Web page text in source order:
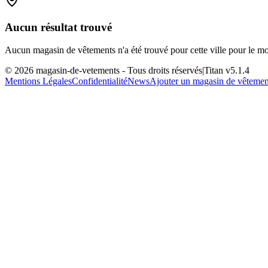
Aucun résultat trouvé
Aucun magasin de vêtements n'a été trouvé pour cette ville pour le
© 2026 magasin-de-vetements - Tous droits réservés|Titan v5.1.4
Mentions LégalesConfidentialitéNewsAjouter un magasin de